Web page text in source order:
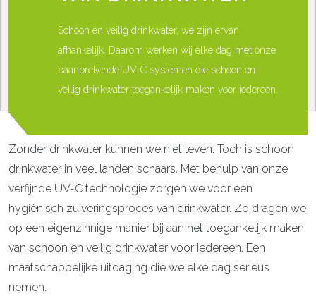
Schoon en veilig drinkwater, we zijn ervan
afhankelijk. Daarom werken wij elke dag met onze
baanbrekende UV-C systemen die schoon en
veilig drinkwater toegankelijk maken voor iedereen.
Zonder drinkwater kunnen we niet leven. Toch is schoon
drinkwater in veel landen schaars. Met behulp van onze
verfijnde UV-C technologie zorgen we voor een
hygiënisch zuiveringsproces van drinkwater. Zo dragen we
op een eigenzinnige manier bij aan het toegankelijk maken
van schoon en veilig drinkwater voor iedereen. Een
maatschappelijke uitdaging die we elke dag serieus
nemen.